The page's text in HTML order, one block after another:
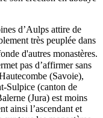
d’Aulps attire de
très peuplée dans
d'autres monastères.
pas d’affirmer sans
(Savoie),
Sulpice (canton de
(Jura) est moins
ainsi l’ascendant et